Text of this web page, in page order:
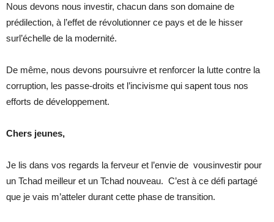
Nous devons nous investir, chacun dans son domaine de
prédilection, à l’effet de révolutionner ce pays et de le hisser
surl’échelle de la modernité.
De même, nous devons poursuivre et renforcer la lutte contre la
corruption, les passe-droits et l’incivisme qui sapent tous nos
efforts de développement.
Chers jeunes,
Je lis dans vos regards la ferveur et l’envie de vousinvestir pour
un Tchad meilleur et un Tchad nouveau. C’est à ce défi partagé
que je vais m’atteler durant cette phase de transition.